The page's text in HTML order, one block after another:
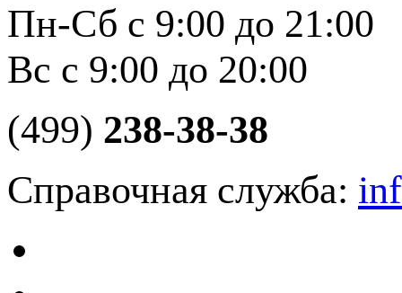
Пн-Сб с 9:00 до 21:00
Вс с 9:00 до 20:00
(499) 238-38-38
Справочная служба: